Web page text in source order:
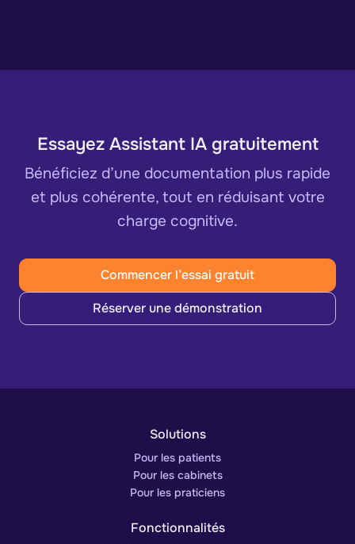
Essayez Assistant IA gratuitement
Bénéficiez d’une documentation plus rapide
et plus cohérente, tout en réduisant votre
charge cognitive.
Commencer l’essai gratuit
Réserver une démonstration
Solutions
Pour les patients
Pour les cabinets
Pour les praticiens
Fonctionnalités